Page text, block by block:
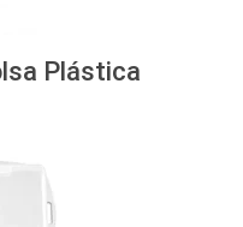
Plástica